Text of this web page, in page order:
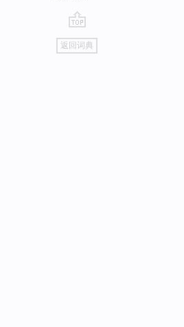
go
top
返回词典